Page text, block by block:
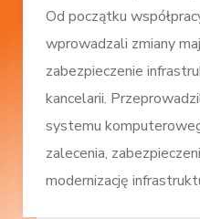
Od początku
wprowadzali zmiany
zabezpieczenie
kancelarii.
systemu
zalecenia,
modernizację